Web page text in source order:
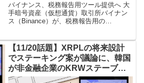
バイナンス、税務報告用ツール提供へ 大
手暗号資産（仮想通貨）取引所バイナン
ス（Binance）が、税務報告用の
【11/20話題】XRPLの将来設計
でステーキング案が議論に、韓国
が非金融企業のKRWステーブル
コイン発行容認検討かなど（音声